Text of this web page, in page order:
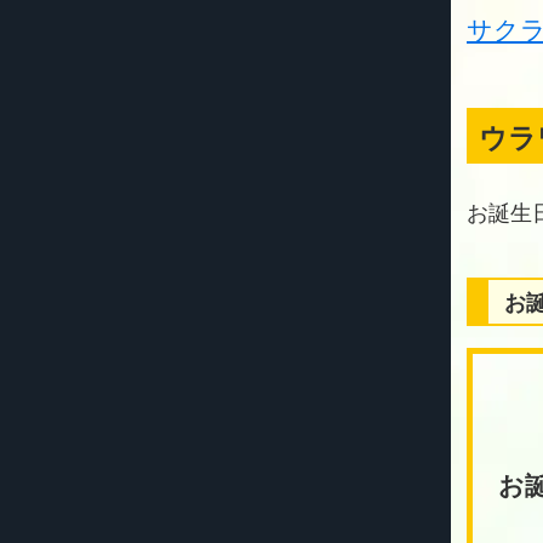
サク
ウ
お
お